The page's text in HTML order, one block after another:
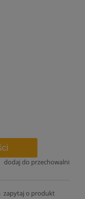
dodaj do przechowalni
zapytaj o produkt